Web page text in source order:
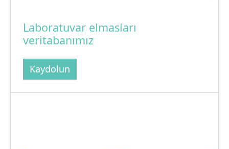
Laboratuvar elmasları
veritabanımız
Kaydolun